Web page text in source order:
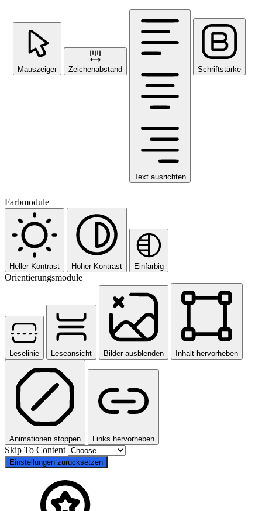
Mauszeiger Zeichenabstand
Text ausrichten
Schriftstärke
Farbmodule
Heller Kontrast Hoher Kontrast Einfarbig
Orientierungsmodule
Leselinie Leseansicht Bilder ausblenden Inhalt hervorheben
Animationen stoppen Links hervorheben
Skip To Content
Einstellungen zurücksetzen